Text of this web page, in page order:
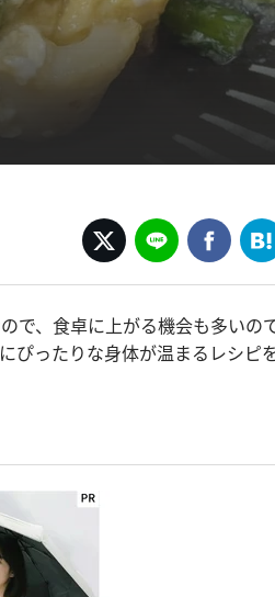
で、食卓に上がる機会も多いの
ぴったりな身体が温まるレシピ